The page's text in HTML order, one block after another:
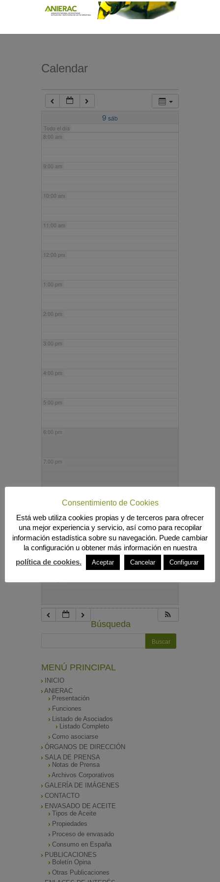
Calendar
9 sáb
Todo el día
7:00 am
8:00 am
9:00 am
10:00 am
11:00 am
12:00 pm
1:00 pm
2:00 pm
3:00 pm
4:00 pm
5:00 pm
6:00 pm
7:00 pm
9:00 pm
10:00 pm
Búsqueda
MENÚ PRINCIPAL
INICIO
ANIERAC
Presentación
Funciones
Listado de Asociados
Listado Completo
Como asociarse
ÓRGANOS DE DIRECCIÓN
SALA DE PRENSA
Notas de Prensa
Archivos Corporativos
GALERÍA DE IMÁGENES
CONTACTO
ENVASADO DE ACEITE
Tipos de Aceite
Propiedades
Proceso de envasado
Consumo en España
PUBLICACIONES
Boletín Opina
Otras Publicaciones
Consentimiento de Cookies
Está web utiliza cookies propias y de terceros para ofrecer
una mejor experiencia y servicio, así como para recopilar
información estadística sobre su navegación. Puede cambiar
la configuración u obtener más información en nuestra
política de cookies.
Aceptar Cancelar Configurar